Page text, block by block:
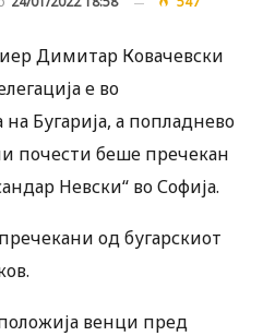
Димитар Ковачевски
е во
Бугарија, а попладнево
почести беше пречекан
Невски“ во Софија.
од бугарскиот
венци пред